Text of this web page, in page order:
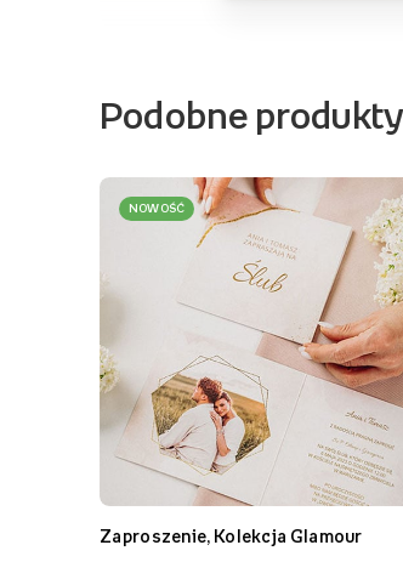
Podobne produkty
NOWOŚĆ
Zaproszenie, Kolekcja Glamour